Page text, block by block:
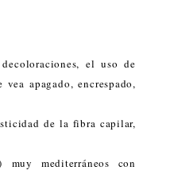
el uso de
apagado, encrespado,
de la fibra capilar,
muy mediterráneos con